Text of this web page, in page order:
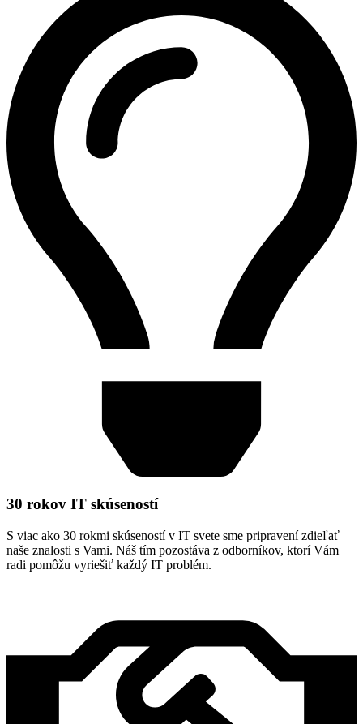
30 rokov IT skúseností
S viac ako 30 rokmi skúseností v IT svete sme pripravení zdieľať
naše znalosti s Vami. Náš tím pozostáva z odborníkov, ktorí Vám
radi pomôžu vyriešiť každý IT problém.